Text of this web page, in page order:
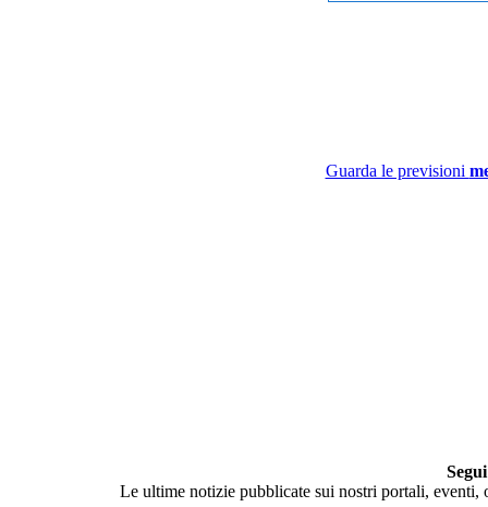
Guarda le previsioni
Le ultime notizie pubblicate sui nostri portali,